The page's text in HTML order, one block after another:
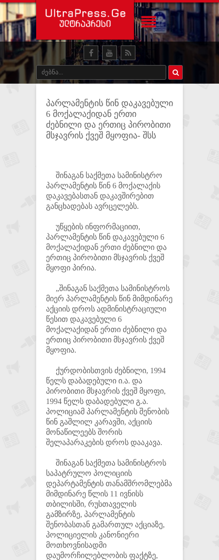
პარლამენტის წინ დაკავებული
6 მოქალაქიდან ერთი
ძებნილი და ერთიც პირობითი
მსჯავრის ქვეშ მყოფია- შსს
შინაგან საქმეთა სამინისტრო
პარლამენტის წინ 6 მოქალაქის
დაკავებასთან დაკავშირებით
განცხადებას ავრცელებს.
უწყების ინფორმაციით,
პარლამენტის წინ დაკავებული 6
მოქალაქიდან ერთი ძებნილი და
ერთიც პირობითი მსჯავრის ქვეშ
მყოფი პირია.
„შინაგან საქმეთა სამინისტროს
მიერ პარლამენტის წინ მიმდინარე
აქციის დროს ადმინისტრაციული
წესით დაკავებული 6
მოქალაქიდან ერთი ძებნილი და
ერთიც პირობითი მსჯავრის ქვეშ
მყოფია.
ქურდობისთვის ძებნილი, 1994
წელს დაბადებული ი.ა. და
პირობითი მსჯავრის ქვეშ მყოფი,
1994 წელს დაბადებული გ.ა.
პოლიციამ პარლამენტის შენობის
წინ გაშლილ კარავში, აქციის
მონაწილეებს შორის
შელაპარაკების დროს დააკავა.
შინაგან საქმეთა სამინისტროს
საპატრულო პოლიციის
დეპარტამენტის თანამშრომლებმა
მიმდინარე წლის 11 ივნისს
თბილისში, რუსთაველის
გამზირზე, პარლამენტის
შენობასთან გამართულ აქციაზე,
პოლიციელის კანონიერი
მოთხოვნისადმი
დაუმორჩილებლობის ფაქტზე,